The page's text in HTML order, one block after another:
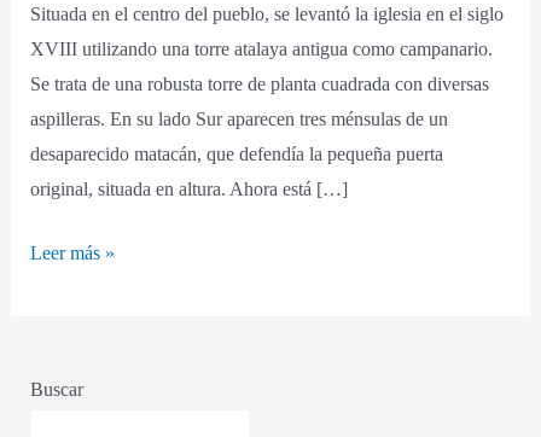
Situada en el centro del pueblo, se levantó la iglesia en el siglo
XVIII utilizando una torre atalaya antigua como campanario.
Se trata de una robusta torre de planta cuadrada con diversas
aspilleras. En su lado Sur aparecen tres ménsulas de un
desaparecido matacán, que defendía la pequeña puerta
original, situada en altura. Ahora está […]
Juan
Bautista
Leer más »
Buscar